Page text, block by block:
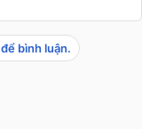
bình luận.